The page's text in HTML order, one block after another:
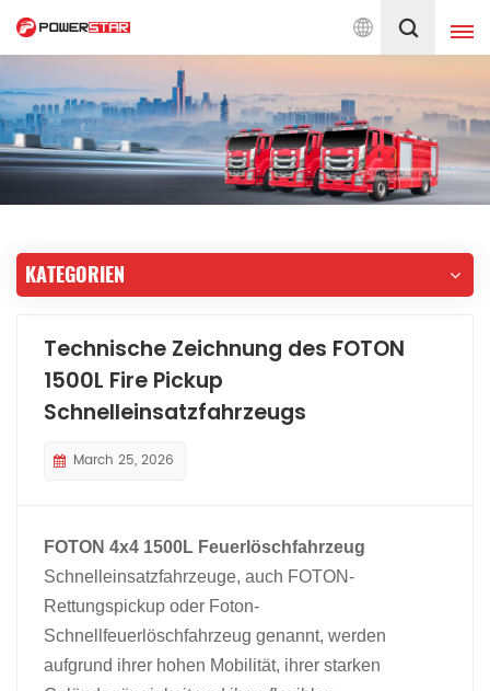
Service Deutsch
English français
Deutsch русский
한국의
ไทย
Filipino မြန်မာ
српски
KATEGORIEN
Technische Zeichnung des FOTON
1500L Fire Pickup
Schnelleinsatzfahrzeugs
March 25, 2026
FOTON 4x4 1500L Feuerlöschfahrzeug
Schnelleinsatzfahrzeuge, auch FOTON-
Rettungspickup oder Foton-
Schnellfeuerlöschfahrzeug genannt, werden
aufgrund ihrer hohen Mobilität, ihrer starken